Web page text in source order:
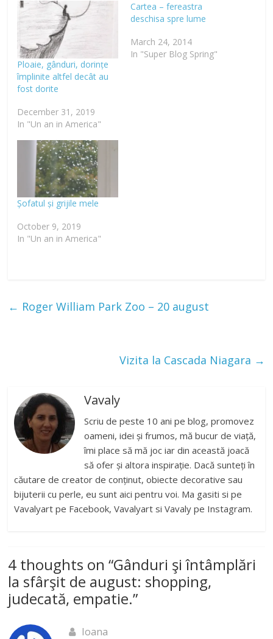
Ploaie, gânduri, dorințe
împlinite altfel decât au
fost dorite
December 31, 2019
In "Un an in America"
Cartea – fereastra
deschisa spre lume
March 24, 2014
In "Super Blog Spring"
Șofatul și grijile mele
October 9, 2019
In "Un an in America"
← Roger William Park Zoo – 20 august
Vizita la Cascada Niagara →
Vavaly
Scriu de peste 10 ani pe blog, promovez
oameni, idei și frumos, mă bucur de viață,
îmi place să mă joc iar din această joacă
să ofer și altora inspirație. Dacă sunteți în
căutare de creator de conținut, obiecte decorative sau
bijuterii cu perle, eu sunt aici pentru voi. Ma gasiti si pe
Vavalyart pe Facebook, Vavalyart si Vavaly pe Instagram.
4 thoughts on “Gânduri şi întâmplări
la sfârşit de august: shopping,
judecată, empatie.”
Ioana